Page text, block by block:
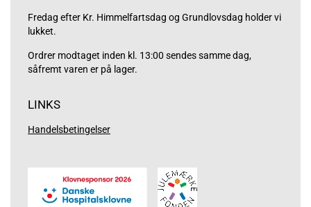
Fredag efter Kr. Himmelfartsdag og Grundlovsdag holder vi
lukket.
Ordrer modtaget inden kl. 13:00 sendes samme dag,
såfremt varen er på lager.
LINKS
Handelsbetingelser